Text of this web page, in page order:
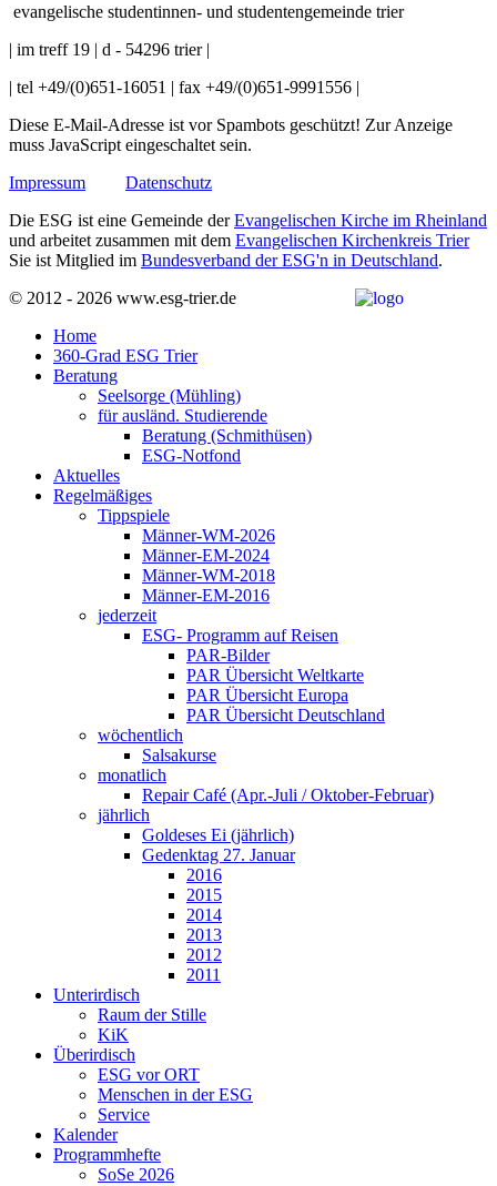
evangelische studentinnen- und studentengemeinde trier
| im treff 19 | d - 54296 trier |
| tel +49/(0)651-16051 | fax +49/(0)651-9991556 |
Diese E-Mail-Adresse ist vor Spambots geschützt! Zur Anzeige
muss JavaScript eingeschaltet sein.
Impressum
Datenschutz
Die ESG ist eine Gemeinde derEvangelischen Kirche im Rheinland
und arbeitet zusammen mit dem Evangelischen Kirchenkreis Trier
Sie ist Mitglied im Bundesverband der ESG'n in Deutschland.
© 2012 - 2026 www.esg-trier.de
Home
360-Grad ESG Trier
Beratung
Seelsorge (Mühling)
für ausländ. Studierende
Beratung (Schmithüsen)
ESG-Notfond
Aktuelles
Regelmäßiges
Tippspiele
Männer-WM-2026
Männer-EM-2024
Männer-WM-2018
Männer-EM-2016
jederzeit
ESG- Programm auf Reisen
PAR-Bilder
PAR Übersicht Weltkarte
PAR Übersicht Europa
PAR Übersicht Deutschland
wöchentlich
Salsakurse
monatlich
Repair Café (Apr.-Juli / Oktober-Februar)
jährlich
Goldeses Ei (jährlich)
Gedenktag 27. Januar
2016
2015
2014
2013
2012
2011
Unterirdisch
Raum der Stille
KiK
Überirdisch
ESG vor ORT
Menschen in der ESG
Service
Kalender
Programmhefte
SoSe 2026